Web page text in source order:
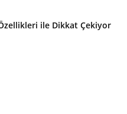
ile Dikkat Çekiyor